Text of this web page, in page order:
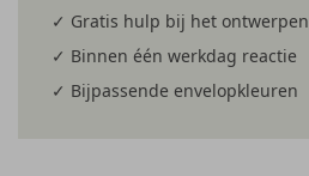
✓ Gratis hulp bij het ontwerpen
✓ Binnen één werkdag reactie
✓ Bijpassende envelopkleuren